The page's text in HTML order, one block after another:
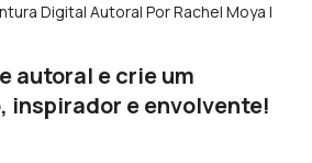
Digital Autoral Por Rachel Moya |
autoral e crie um
inspirador e envolvente!